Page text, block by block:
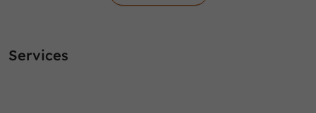
jardins, rendez-vous au
Services